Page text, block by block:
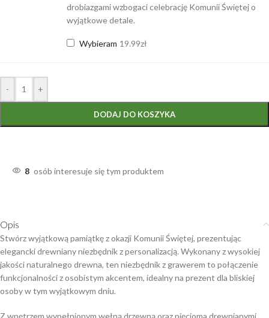
drobiazgami wzbogaci celebrację Komunii Świętej o
wyjątkowe detale.
Wybieram 19.99zł
- +
DODAJ DO KOSZYKA
8 osób interesuje się tym produktem
Opis
Stwórz wyjątkową pamiątkę z okazji Komunii Świętej, prezentując
elegancki drewniany niezbędnik z personalizacją. Wykonany z wysokiej
jakości naturalnego drewna, ten niezbędnik z grawerem to połączenie
funkcjonalności z osobistym akcentem, idealny na prezent dla bliskiej
osoby w tym wyjątkowym dniu.
Z wnętrzem wypełnionym wełną drzewną oraz pięcioma drewnianymi